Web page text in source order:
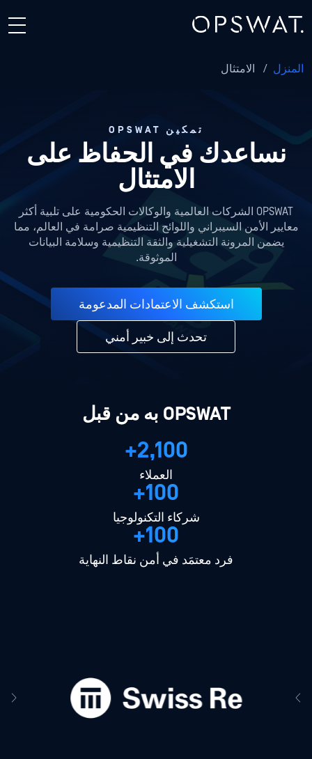
المنزل / الامتثال
تمكين OPSWAT
نساعدك في الحفاظ على
الامتثال
OPSWAT الشركات العالمية والوكالات الحكومية على تلبية أكثر
معايير الأمن السيبراني واللوائح التنظيمية صرامة في العالم، مما
يضمن المرونة التشغيلية والثقة التنظيمية وسلامة البيانات
الموثوقة.
استكشف الاعتمادات المدعومة
تحدث إلى خبير أمني
OPSWAT به من قبل
2,100+
العملاء
100+
شركاء التكنولوجيا
100+
فرد معتمَد في أمن نقاط النهاية